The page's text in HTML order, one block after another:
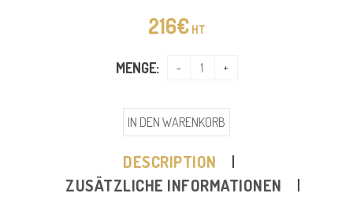
216€ HT
MENGE:
IN DEN WARENKORB
DESCRIPTION
ZUSÄTZLICHE INFORMATIONEN